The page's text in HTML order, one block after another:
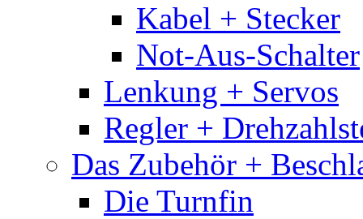
Kabel + Stecker
Not-Aus-Schalter
Lenkung + Servos
Regler +
Das Zubehör +
Die Turnfin